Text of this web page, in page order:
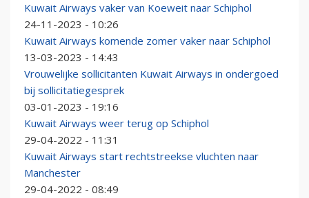
Kuwait Airways vaker van Koeweit naar Schiphol
24-11-2023 - 10:26
Kuwait Airways komende zomer vaker naar Schiphol
13-03-2023 - 14:43
Vrouwelijke sollicitanten Kuwait Airways in ondergoed
bij sollicitatiegesprek
03-01-2023 - 19:16
Kuwait Airways weer terug op Schiphol
29-04-2022 - 11:31
Kuwait Airways start rechtstreekse vluchten naar
Manchester
29-04-2022 - 08:49